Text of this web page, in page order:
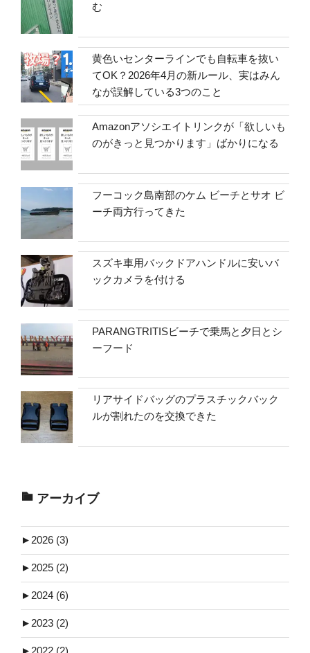
む
黄色いセンターラインでも自転車を抜い
てOK？2026年4月の新ルール、実はみん
なが誤解している3つのこと
Amazonアソシエイトリンクが「欲しいも
のがきっと見つかります」ばかりになる
フーコック島南部のケム ビーチとサオ ビ
ーチ両方行ってきた
スズキ車用バックドアハンドルに安いバ
ックカメラを付ける
PARANGTRITISビーチで乗馬と夕日とシ
ーフード
リアサイドバッグのプラスチックバック
ルが割れたのを交換できた
アーカイブ
►2026 (3)
►2025 (2)
►2024 (6)
►2023 (2)